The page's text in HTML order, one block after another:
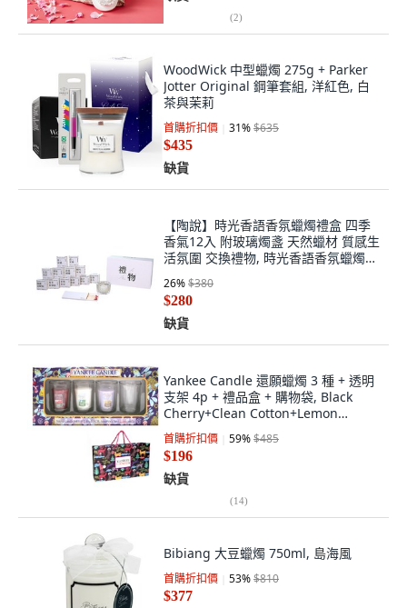
(2)
WoodWick 中型蠟燭 275g + Parker
Jotter Original 鋼筆套組, 洋紅色, 白
茶與茉莉
首購折扣價 31%$635
$435
缺貨
【陶說】時光香語香氛蠟燭禮盒 四季
香氣12入 附玻璃燭盞 天然蠟材 質感生
活氛圍 交換禮物, 時光香語香氛蠟燭禮
26%$380
$280
缺貨
Yankee Candle 還願蠟燭 3 種 + 透明
支架 4p + 禮品盒 + 購物袋, Black
Cherry+Clean Cotton+Lemon
Lavender, 1組
首購折扣價 59%$485
$196
缺貨
(14)
Bibiang 大豆蠟燭 750ml, 島海風
首購折扣價 53%$810
$377